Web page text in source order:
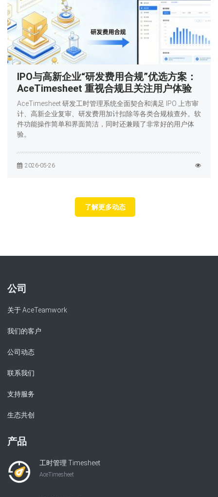
IPO与高新企业“研发费用合规”优选方案：
AceTimesheet 重视合规且关注用户体验
AceTimesheet 研发工时管理系统全面契合和满足 IPO 上市审
计、高新企业复审、研发费用加计扣除等各类合规核查外。软
件功能操作简单和界面简洁，同时还兼顾了非常好的用户体
验。
2026-05-26
了解更多动态
公司
关于 AceTeamwork
我们的客户
公司动态
联系我们
支持服务
生态共创
产品
工时管理 Timesheet
AceTimesheet